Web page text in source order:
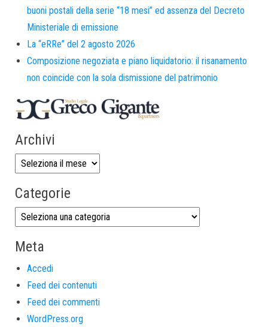
buoni postali della serie “18 mesi” ed assenza del Decreto
Ministeriale di emissione
La “eRRe” del 2 agosto 2026
Composizione negoziata e piano liquidatorio: il risanamento
non coincide con la sola dismissione del patrimonio
Archivi
Categorie
Meta
Accedi
Feed dei contenuti
Feed dei commenti
WordPress.org